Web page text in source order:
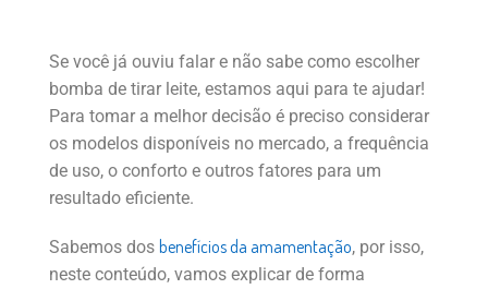
Se você já ouviu falar e não sabe como escolher
bomba de tirar leite, estamos aqui para te ajudar!
Para tomar a melhor decisão é preciso considerar
os modelos disponíveis no mercado, a frequência
de uso, o conforto e outros fatores para um
resultado eficiente.
Sabemos dos benefícios da amamentação, por isso,
neste conteúdo, vamos explicar de forma